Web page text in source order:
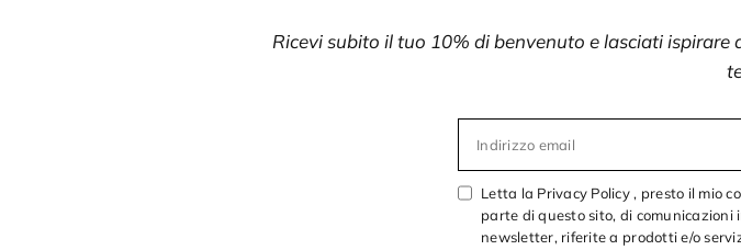
Ricevi subito il tuo 10% di benvenuto e lasciati
Indirizzo email
Letta la Privacy Policy , presto il mio
parte di questo sito, di
newsletter, riferite a prodotti e/o